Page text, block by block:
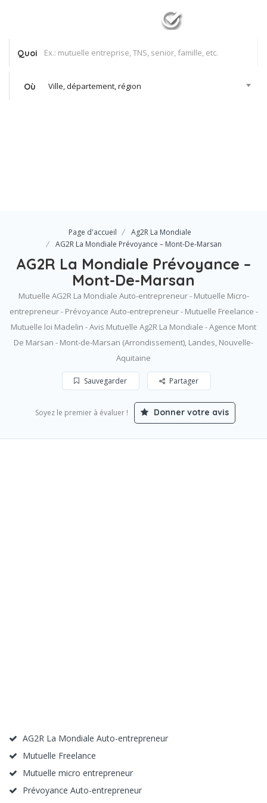
Quoi
Où Ville, département, région
Page d'accueil
Ag2R La Mondiale
AG2R La Mondiale Prévoyance – Mont-De-Marsan
AG2R La Mondiale Prévoyance –
Mont-De-Marsan
Mutuelle AG2R La Mondiale Auto-entrepreneur - Mutuelle Micro-
entrepreneur - Prévoyance Auto-entrepreneur - Mutuelle Freelance -
Mutuelle loi Madelin - Avis Mutuelle Ag2R La Mondiale - Agence Mont
De Marsan - Mont-de-Marsan (Arrondissement), Landes, Nouvelle-
Aquitaine
Sauvegarder Partager
Soyez le premier à évaluer ! Donner votre avis
AG2R La Mondiale Auto-entrepreneur
Mutuelle Freelance
Mutuelle micro entrepreneur
Prévoyance Auto-entrepreneur